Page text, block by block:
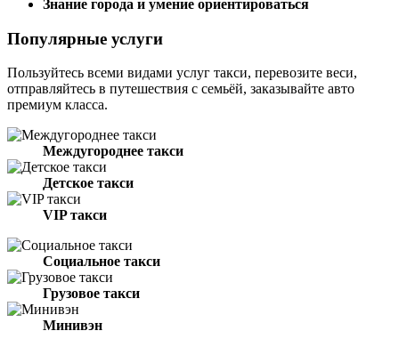
Знание города и умение ориентироваться
Популярные услуги
Пользуйтесь всеми видами услуг такси, перевозите веси,
отправляйтесь в путешествия с семьёй, заказывайте авто
премиум класса.
Междугороднее такси
Детское такси
VIP такси
Социальное такси
Грузовое такси
Минивэн